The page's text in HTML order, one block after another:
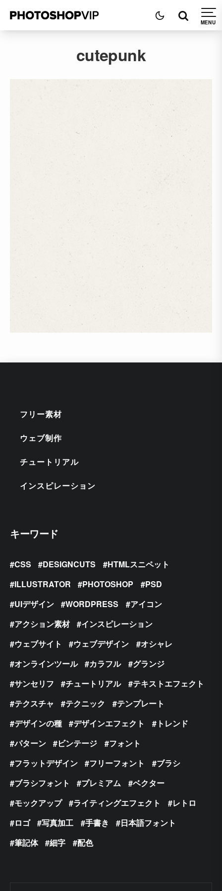
cutepunk
フリー素材
ウェブ制作
チュートリアル
インスピレーション
キーワード
CSS DESIGNCUTS
HTMLスニペット
ILLUSTRATOR
PHOTOSHOP
PSD
UIデザイン
WORDPRESS
アイコン
アクション素材
インスピレーション
ウェブサイト
ウェブデザイン
オシャレ
オンラインツール
カラフル
グランジ
サンセリフ
チュートリアル
テキストエフェクト
テクスチャ
テクニック
テンプレート
デザインの種
デザインエフェクト
トレンド
パターン
ビンテージ
フォント
フラットデザイン
フリーフォント
ブラシ
ブラシフォント
プレミアム
ベクター
モックアップ
ライティングエフェクト
レトロ
ロゴ
写真加工 手書き
日本語フォント
筆記体
細字 配色